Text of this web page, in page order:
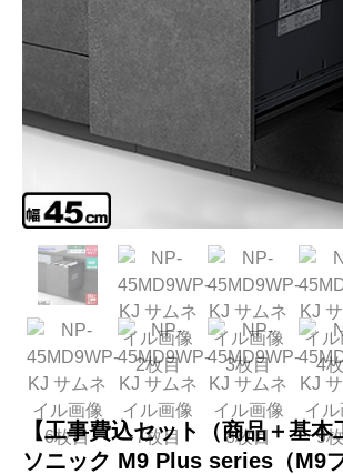
【工事費込セット（商品＋基
ソニック M9 Plus series（M9